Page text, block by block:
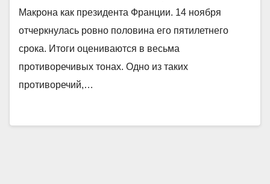
Макрона как президента Франции. 14 ноября
отчеркнулась ровно половина его пятилетнего
срока. Итоги оцениваются в весьма
противоречивых тонах. Одно из таких
противоречий,…